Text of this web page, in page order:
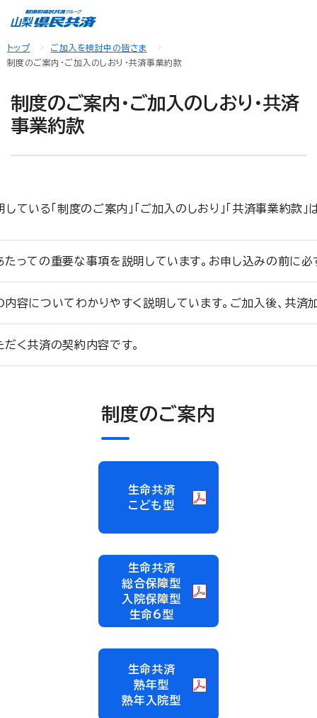
トップ
ご加入を検討中の皆さま
制度のご案内・ご加入のしおり・共済事業約款
制度のご案内・ご加入のしおり・共済
事業約款
いる「制度のご案内」「ご加入のしおり」「共済事業約款
っての重要な事項を説明しています。お申し込みの前に必
容についてわかりやすく説明しています。ご加入後、共済
く共済の契約内容です。
制度のご案内
生命共済
こども型
生命共済
総合保障型
入院保障型
生命6型
生命共済
熟年型
熟年入院型